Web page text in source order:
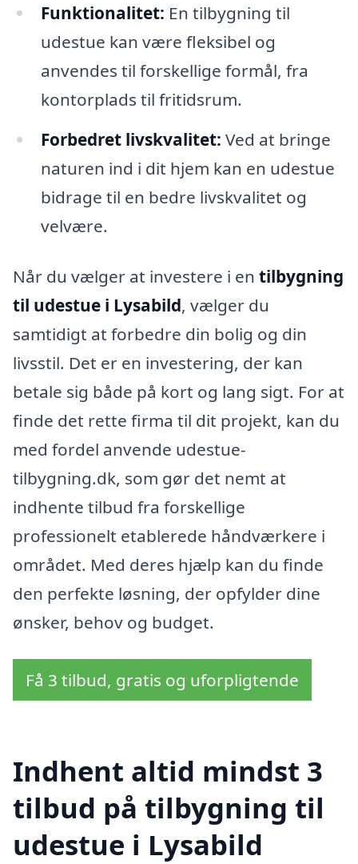
Funktionalitet: En tilbygning til
udestue kan være fleksibel og
anvendes til forskellige formål, fra
kontorplads til fritidsrum.
Forbedret livskvalitet: Ved at bringe
naturen ind i dit hjem kan en udestue
bidrage til en bedre livskvalitet og
velvære.
Når du vælger at investere i en tilbygning
til udestue i Lysabild, vælger du
samtidigt at forbedre din bolig og din
livsstil. Det er en investering, der kan
betale sig både på kort og lang sigt. For at
finde det rette firma til dit projekt, kan du
med fordel anvende udestue-
tilbygning.dk, som gør det nemt at
indhente tilbud fra forskellige
professionelt etablerede håndværkere i
området. Med deres hjælp kan du finde
den perfekte løsning, der opfylder dine
ønsker, behov og budget.
Få 3 tilbud, gratis og uforpligtende
Indhent altid mindst 3
tilbud på tilbygning til
udestue i Lysabild